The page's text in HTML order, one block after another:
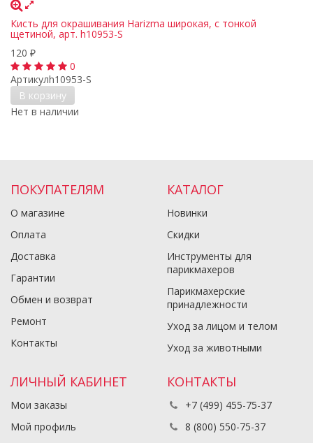
Кисть для окрашивания Harizma широкая, c тонкой
щетиной, арт. h10953-S
120 ₽
0
Артикулh10953-S
В корзину
Нет в наличии
ПОКУПАТЕЛЯМ
О магазине
Оплата
Доставка
Гарантии
Обмен и возврат
Ремонт
Контакты
КАТАЛОГ
Новинки
Скидки
Инструменты для
парикмахеров
Парикмахерские
принадлежности
Уход за лицом и телом
Уход за животными
ЛИЧНЫЙ КАБИНЕТ
Мои заказы
Мой профиль
КОНТАКТЫ
+7 (499) 455-75-37
8 (800) 550-75-37